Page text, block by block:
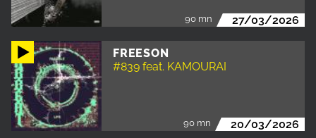
90 mn 27/03/2026
FREESON
#839 feat. KAMOURAI
90 mn 20/03/2026